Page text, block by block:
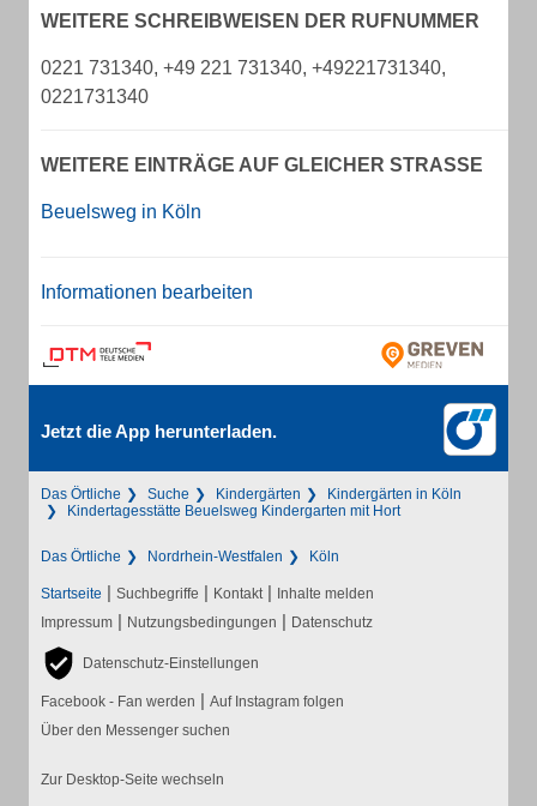
WEITERE SCHREIBWEISEN DER RUFNUMMER
0221 731340, +49 221 731340, +49221731340,
0221731340
WEITERE EINTRÄGE AUF GLEICHER STRASSE
Beuelsweg in Köln
Informationen bearbeiten
Jetzt die App herunterladen.
Das Örtliche Suche Kindergärten
Kindergärten in Köln
Kindertagesstätte Beuelsweg Kindergarten mit Hort
Das Örtliche Nordrhein-Westfalen Köln
Startseite | Suchbegriffe | Kontakt | Inhalte melden
Impressum | Nutzungsbedingungen | Datenschutz
Datenschutz-Einstellungen
Facebook - Fan werden | Auf Instagram folgen
Über den Messenger suchen
Zur Desktop-Seite wechseln